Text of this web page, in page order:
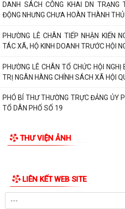
DANH SÁCH CÔNG KHAI DN
ĐỘNG NHƯNG CHƯA HOÀN THÀNH
PHƯỜNG LÊ CHÂN TIẾP NHẬN KIẾN
TÁC XÃ, HỘ KINH DOANH TRƯỚC HỘI
PHƯỜNG LÊ CHÂN TỔ CHỨC HỘI
TRỊ NGÂN HÀNG CHÍNH SÁCH XÃ HỘI
PHÓ BÍ THƯ THƯỜNG TRỰC ĐẢNG ỦY
TỔ DÂN PHỐ SỐ 19
THƯ VIỆN ẢNH